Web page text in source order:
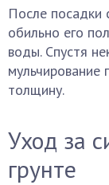
После посадки
обильно его
воды. Спустя
мульчирование
толщину.
Уход за
грунте